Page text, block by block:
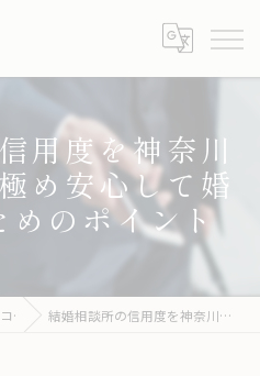
用度を神奈川
め安心して婚
めのポイント
コラム 結婚相談所の信用度を神奈川県川崎市で見極め安心して婚活を進めるためのポイント